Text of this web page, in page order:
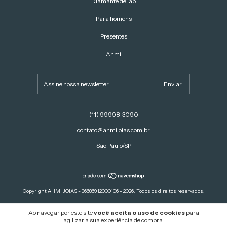
Ao navegar por este sitevocê aceita o uso de cookiespara
agilizar a sua experiência de compra.
Para homens
Presentes
Ahmi
(11) 99998‑3090‬
contato@ahmijoias.com.br
São Paulo/SP
Copyright AHMI JOIAS - 36686912000106 - 2026. Todos os direitos reservados.